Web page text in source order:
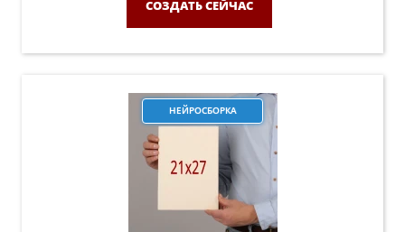
СОЗДАТЬ СЕЙЧАС
НЕЙРОСБОРКА